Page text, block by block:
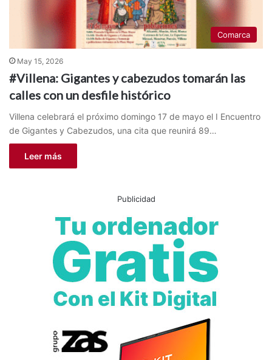
Comarca
May 15, 2026
#Villena: Gigantes y cabezudos tomarán las
calles con un desfile histórico
Villena celebrará el próximo domingo 17 de mayo el I Encuentro
de Gigantes y Cabezudos, una cita que reunirá 89…
Leer más
Publicidad